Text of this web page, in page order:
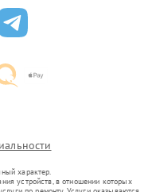
характер.
устройств, в отношении которых